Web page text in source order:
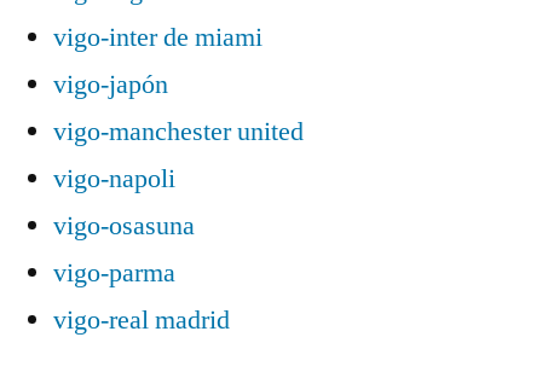
vigo-inter de miami
vigo-japón
vigo-manchester united
vigo-napoli
vigo-osasuna
vigo-parma
vigo-real madrid